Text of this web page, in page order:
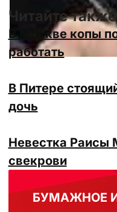
Читайте
В Москве копы
работать
В Питере
дочь
Невестка Раисы
свекрови
БУМАЖНОЕ